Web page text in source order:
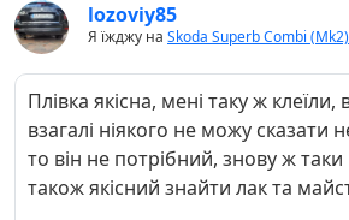
lozoviy85
Я їжджу на Skoda Superb Combi (Mk2)
Плівка якісна, мені таку ж клеїли,
взагалі ніякого не можу сказати
то він не потрібний, знову ж таки
також якісний знайти лак та